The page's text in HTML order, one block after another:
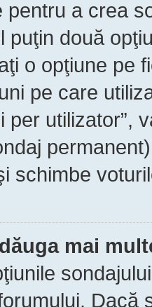
a crea
puţin două
o opţiune pe
pe care
per utilizator”,
schimbe
mai
Dacă